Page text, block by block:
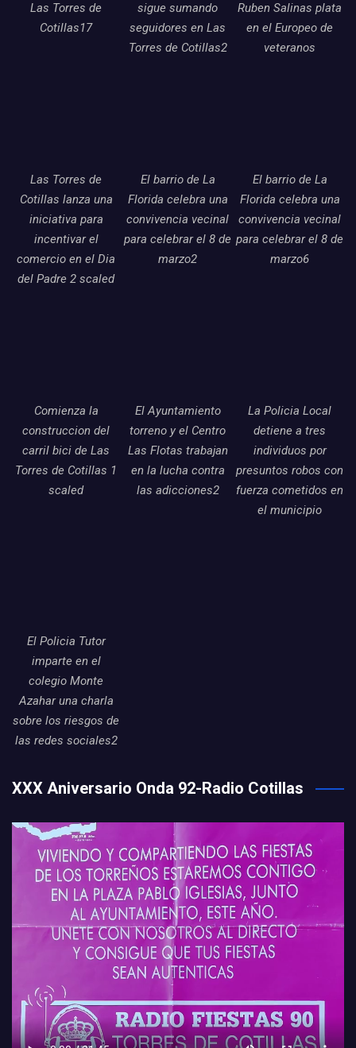
Las Torres de
Cotillas17
sigue sumando
seguidores en Las
Torres de Cotillas2
Ruben Salinas plata
en el Europeo de
veteranos
Las Torres de
Cotillas lanza una
iniciativa para
incentivar el
comercio en el Dia
del Padre 2 scaled
El barrio de La
Florida celebra una
convivencia vecinal
para celebrar el 8 de
marzo2
El barrio de La
Florida celebra una
convivencia vecinal
para celebrar el 8 de
marzo6
Comienza la
construccion del
carril bici de Las
Torres de Cotillas 1
scaled
El Ayuntamiento
torreno y el Centro
Las Flotas trabajan
en la lucha contra
las adicciones2
La Policia Local
detiene a tres
individuos por
presuntos robos con
fuerza cometidos en
el municipio
El Policia Tutor
imparte en el
colegio Monte
Azahar una charla
sobre los riesgos de
las redes sociales2
XXX Aniversario Onda 92-Radio Cotillas